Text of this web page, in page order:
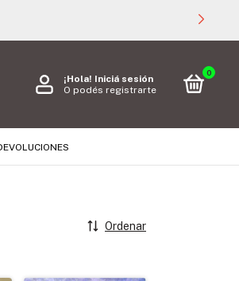
¡Hola! Iniciá sesión
O podés registrarte
0
Ordenar